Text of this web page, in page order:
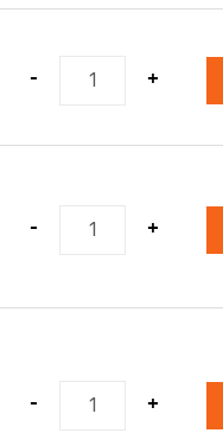
- +
- +
- +